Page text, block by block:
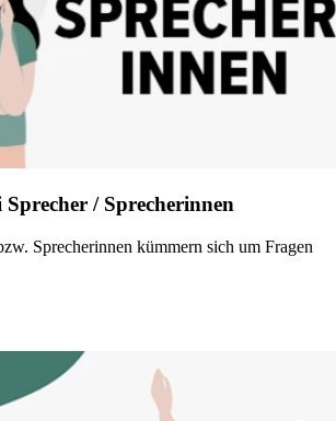
/ Sprecherinnen
Sprecherinnen kümmern sich um Fragen